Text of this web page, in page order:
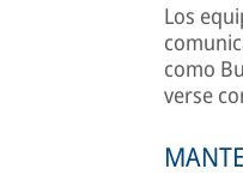
Los
como
verse